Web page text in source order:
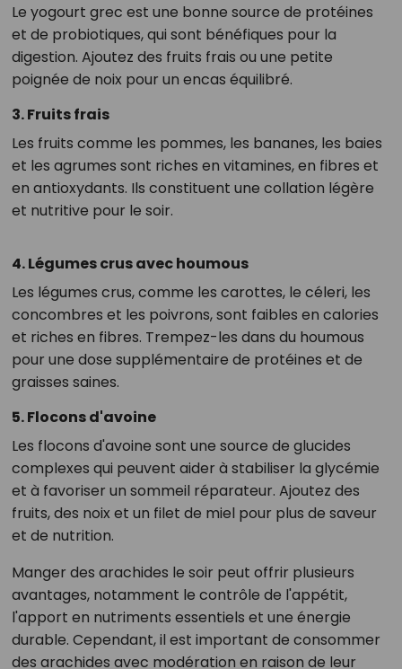
Le yogourt grec est une bonne source de protéines
et de probiotiques, qui sont bénéfiques pour la
digestion. Ajoutez des fruits frais ou une petite
poignée de noix pour un encas équilibré.
3. Fruits frais
Les fruits comme les pommes, les bananes, les baies
et les agrumes sont riches en vitamines, en fibres et
en antioxydants. Ils constituent une collation légère
et nutritive pour le soir.
4. Légumes crus avec houmous
Les légumes crus, comme les carottes, le céleri, les
concombres et les poivrons, sont faibles en calories
et riches en fibres. Trempez-les dans du houmous
pour une dose supplémentaire de protéines et de
graisses saines.
5. Flocons d'avoine
Les flocons d'avoine sont une source de glucides
complexes qui peuvent aider à stabiliser la glycémie
et à favoriser un sommeil réparateur. Ajoutez des
fruits, des noix et un filet de miel pour plus de saveur
et de nutrition.
Manger des arachides le soir peut offrir plusieurs
avantages, notamment le contrôle de l'appétit,
l'apport en nutriments essentiels et une énergie
durable. Cependant, il est important de consommer
des arachides avec modération en raison de leur